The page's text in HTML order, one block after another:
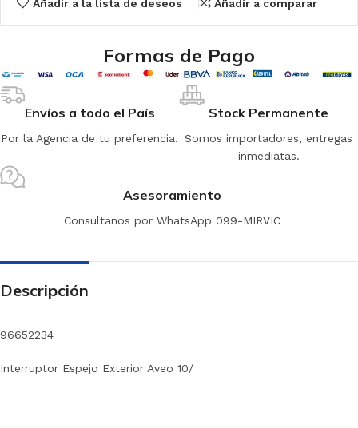
Añadir a la lista de deseos Añadir a comparar
Formas de Pago
Envíos a todo el País
Por la Agencia de tu preferencia.
Stock Permanente
Somos importadores, entregas
inmediatas.
Asesoramiento
Consultanos por WhatsApp 099-MIRVIC
Descripción
96652234
Interruptor Espejo Exterior Aveo 10/